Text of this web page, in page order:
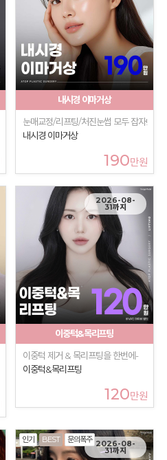
내시경 이마거상
눈매교정/리프팅/처진눈썹 모두 잡자!
내시경 이마거상
190만원
2026-08-
31까지
이중턱&목리프팅
이중턱 제거 & 목리프팅을 한번에-
이중턱&목리프팅
120만원
인기 BEST 문의폭주 2026-08-
31까지